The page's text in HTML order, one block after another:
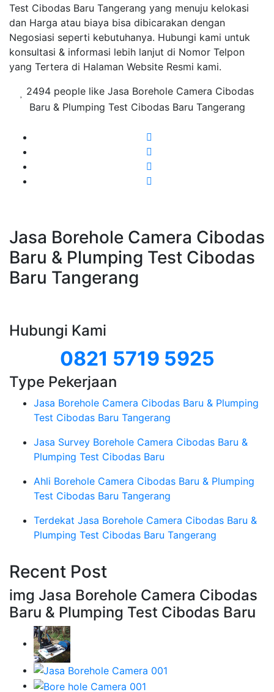
Test Cibodas Baru Tangerang yang menuju kelokasi
dan Harga atau biaya bisa dibicarakan dengan
Negosiasi seperti kebutuhanya. Hubungi kami untuk
konsultasi & informasi lebih lanjut di Nomor Telpon
yang Tertera di Halaman Website Resmi kami.
2494 people like Jasa Borehole Camera Cibodas
Baru & Plumping Test Cibodas Baru Tangerang
Jasa Borehole Camera Cibodas
Baru & Plumping Test Cibodas
Baru Tangerang
Hubungi Kami
0821 5719 5925
Type Pekerjaan
Jasa Borehole Camera Cibodas Baru & Plumping
Test Cibodas Baru Tangerang
Jasa Survey Borehole Camera Cibodas Baru &
Plumping Test Cibodas Baru
Ahli Borehole Camera Cibodas Baru & Plumping
Test Cibodas Baru Tangerang
Terdekat Jasa Borehole Camera Cibodas Baru &
Plumping Test Cibodas Baru Tangerang
Recent Post
img Jasa Borehole Camera Cibodas
Baru & Plumping Test Cibodas Baru